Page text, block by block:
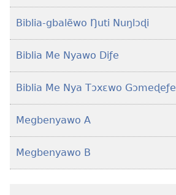
Yeye
Gɔmeɖeɖe
Me
Le
Me)
Xexe
Yeye
To
2013
Biblia-gbalẽwo Ŋuti Nuŋlɔɖi
Biblia Me Nyawo Diƒe
Biblia Me Nya Tɔxɛwo Gɔmeɖeƒe
Megbenyawo A
Megbenyawo B